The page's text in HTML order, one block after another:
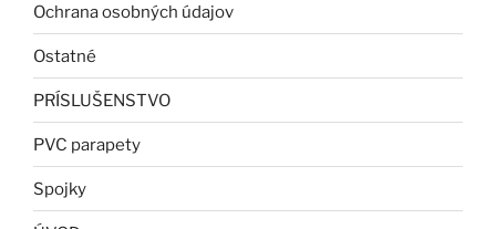
Ochrana osobných údajov
Ostatné
PRÍSLUŠENSTVO
PVC parapety
Spojky